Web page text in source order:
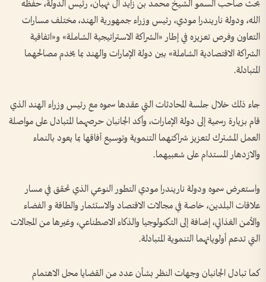
بحث صاحب السمو الشيخ محمد بن زايد آل نهيان، رئيس الدولة، حفظه
الله، ودولة ناريندرا مودي، رئيس وزراء جمهورية الهند، مختلف مسارات
التعاون وفرص تعزيزه في إطار «الشراكة الاستراتيجية الشاملة» و«اتفاقية
الشراكة الاقتصادية الشاملة» بين دولة الإمارات والهند بما يخدم مصالحهما
المتبادلة.
جاء ذلك خلال جلسة المحادثات التي عقدها سموه مع رئيس وزراء الهند الذي
قام بزيارة رسمية إلى دولة الإمارات، وأكد الجانبان حرصهما المتبادل على مواصلة
العمل المشترك لتعزيز شراكتهما التنموية وتوسيع آفاقها بما يعود بالنماء
والازدهار المستدام على شعبيهما.
واستعرض سموه ودولة ناريندرا مودي التطور النوعي الذي تحقق في مسار
علاقات البلدين، خاصة في مجالات الاقتصاد والاستثمار والطاقة و الفضاء
والأمن الغذائي، إضافة إلى التكنولوجيا والذكاء الاصطناعي، وغيرها من المجالات
التي تدعم أولوياتهما التنموية المتبادلة.
كما تبادل الجانبان وجهات النظر بشأن عدد من القضايا محل الاهتمام